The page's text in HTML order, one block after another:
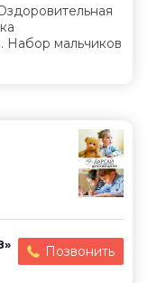
Набор мальчиков
Позвонить